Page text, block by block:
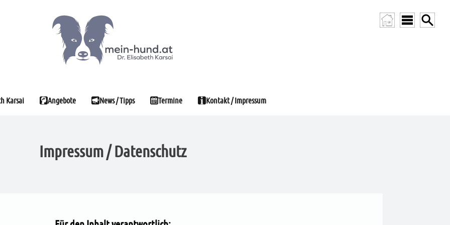
Karsai Angebote News / Tipps Termine Kontakt / Impressum
Impressum / Datenschutz